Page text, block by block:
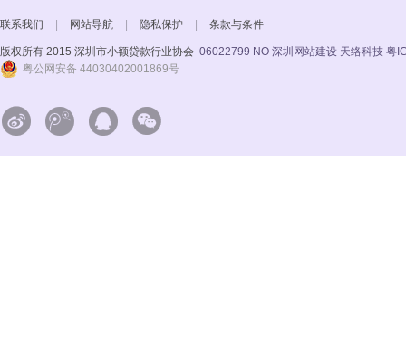
联系我们 网站导航 隐私保护 条款与条件
版权所有 2015 深圳市小额贷款行业协会 06022799 NO 深圳网站建设 天络科技 粤
粤公网安备 44030402001869号
   